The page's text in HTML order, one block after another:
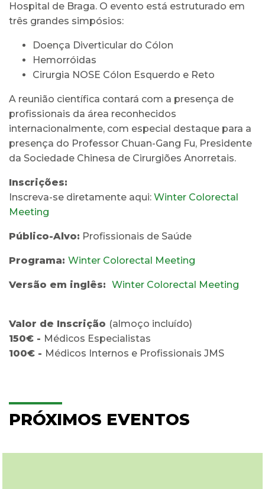
Hospital de Braga. O evento está estruturado em
três grandes simpósios:
Doença Diverticular do Cólon
Hemorróidas
Cirurgia NOSE Cólon Esquerdo e Reto
A reunião científica contará com a presença de
profissionais da área reconhecidos
internacionalmente, com especial destaque para a
presença do Professor Chuan-Gang Fu, Presidente
da Sociedade Chinesa de Cirurgiões Anorretais.
Inscrições:
Inscreva-se diretamente aqui: Winter Colorectal
Meeting
Público-Alvo: Profissionais de Saúde
Programa: Winter Colorectal Meeting
Versão em inglês: Winter Colorectal Meeting
Valor de Inscrição (almoço incluído)
150€ - Médicos Especialistas
100€ - Médicos Internos e Profissionais JMS
PRÓXIMOS EVENTOS